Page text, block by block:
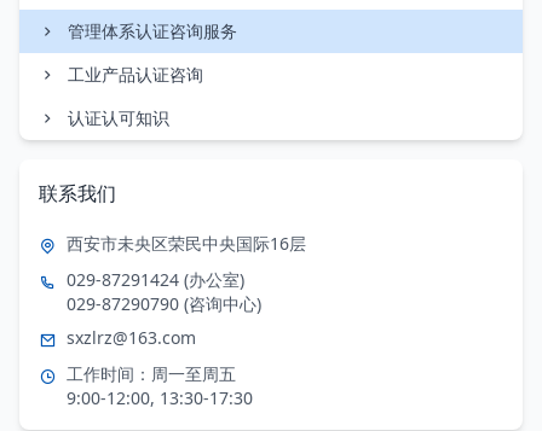
管理体系认证咨询服务
工业产品认证咨询
认证认可知识
联系我们
西安市未央区荣民中央国际16层
029-87291424 (办公室)
029-87290790 (咨询中心)
sxzlrz@163.com
工作时间：周一至周五
9:00-12:00, 13:30-17:30